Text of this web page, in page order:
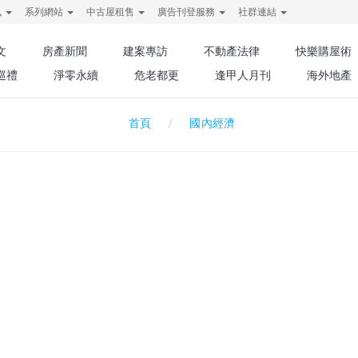
系列網站 中古屋租售 廣告刊登服務 社群連結
房產新聞 建案專訪 不動產法律 快樂購屋術
禮
淨零永續 危老都更 逢甲人月刊 海外地產
首頁 國內經濟